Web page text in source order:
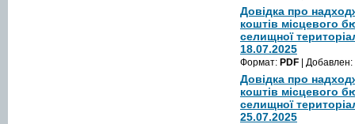
Довідка про
коштів місцевого
селищної
18.07.2025
Формат: PDF | Добавлен:
Довідка про
коштів місцевого
селищної
25.07.2025